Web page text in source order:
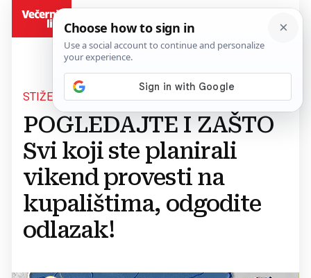
STIŽE NOVO POGORŠANJE
POGLEDAJTE I ZAŠTO
Svi koji ste planirali
vikend provesti na
kupalištima, odgodite
odlazak!